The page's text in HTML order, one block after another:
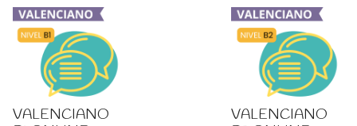
VALENCIANO
VALENCIANO